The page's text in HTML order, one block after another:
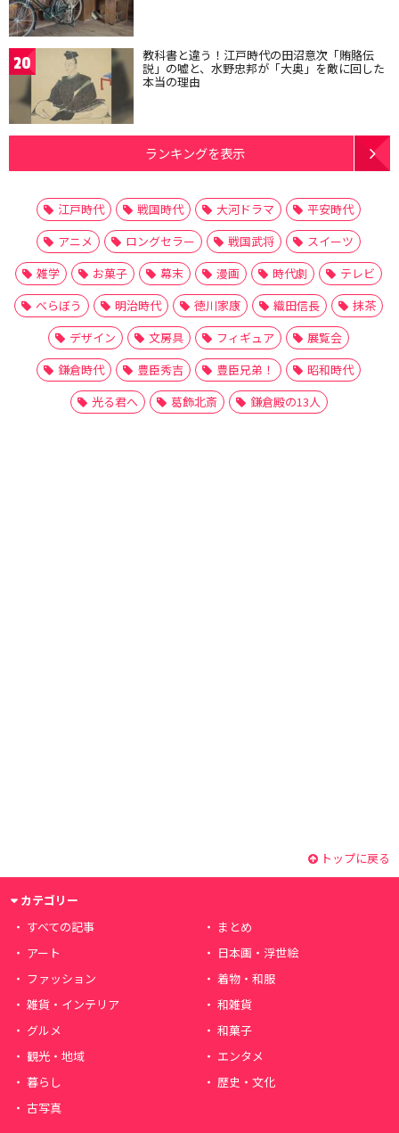
20 教科書と違う！江戸時代の田沼意次「賄賂伝
説」の嘘と、水野忠邦が「大奥」を敵に回した
本当の理由
ランキングを表示
江戸時代 戦国時代 大河ドラマ
平安時代
アニメ
ロングセラー 戦国武将
スイーツ
雑学
お菓子 幕末 漫画 時代劇
テレビ
べらぼう
明治時代 徳川家康 織田信長
抹茶
デザイン
文房具 フィギュア
展覧会
鎌倉時代
豊臣秀吉 豊臣兄弟！
昭和時代
光る君へ
葛飾北斎 鎌倉殿の13人
トップに戻る
カテゴリー
すべての記事
まとめ
アート
日本画・浮世絵
ファッション
着物・和服
雑貨・インテリア
和雑貨
グルメ
和菓子
観光・地域
エンタメ
暮らし
歴史・文化
古写真